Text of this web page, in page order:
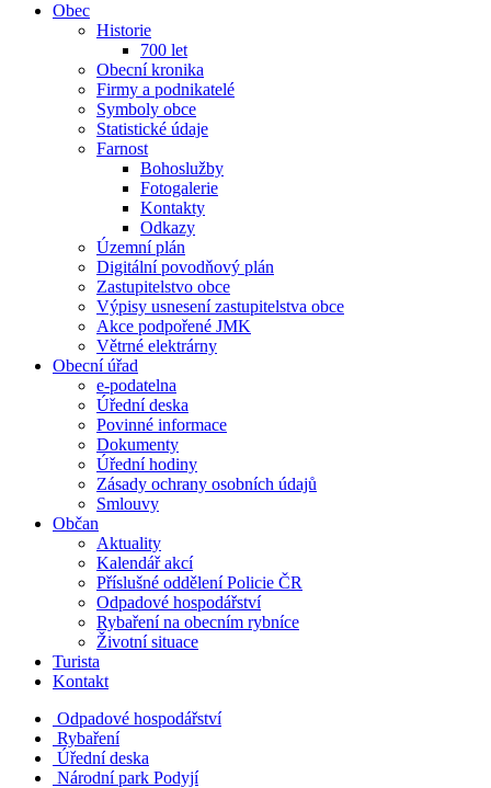
Obec
Historie
700 let
Obecní kronika
Firmy a podnikatelé
Symboly obce
Statistické údaje
Farnost
Bohoslužby
Fotogalerie
Kontakty
Odkazy
Územní plán
Digitální povodňový plán
Zastupitelstvo obce
Výpisy usnesení zastupitelstva obce
Akce podpořené JMK
Větrné elektrárny
Obecní úřad
e-podatelna
Úřední deska
Povinné informace
Dokumenty
Úřední hodiny
Zásady ochrany osobních údajů
Smlouvy
Občan
Aktuality
Kalendář akcí
Příslušné oddělení Policie ČR
Odpadové hospodářství
Rybaření na obecním rybníce
Životní situace
Turista
Kontakt
Odpadové hospodářství
Rybaření
Úřední deska
Národní park Podyjí